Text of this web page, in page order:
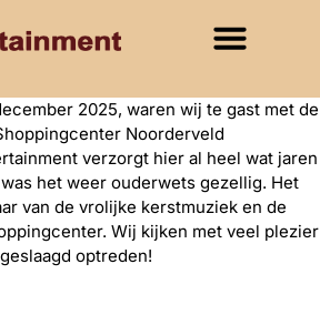
2025, waren wij te gast met de
Noorderveld
verzorgt hier al heel wat jaren
het weer ouderwets gezellig. Het
van de vrolijke kerstmuziek en de
Wij kijken met veel plezier
optreden!